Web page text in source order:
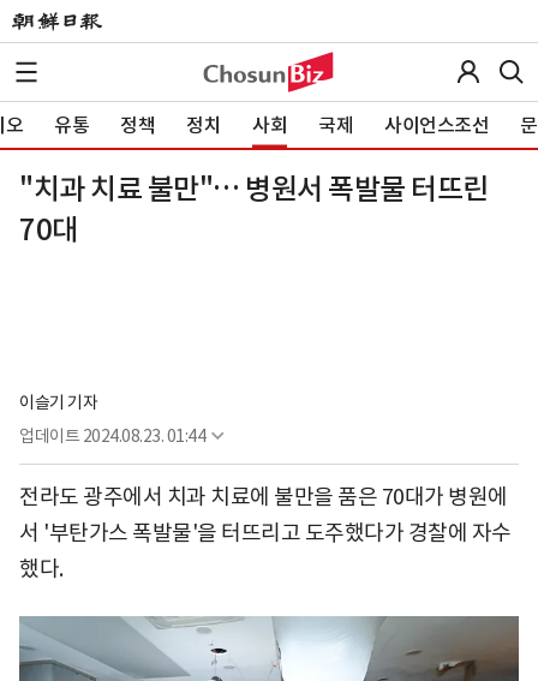
오 유통 정책 정치 사회 국제 사이언스조선
"치과 치료 불만"… 병원서 폭발물 터뜨린
70대
이슬기 기자
업데이트 2024.08.23. 01:44
전라도 광주에서 치과 치료에 불만을 품은 70대가 병원에
서 '부탄가스 폭발물'을 터뜨리고 도주했다가 경찰에 자수
했다.